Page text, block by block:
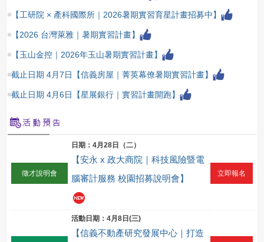
【工研院 × 產科國際所｜2026暑期實習育星計畫招募中】
【2026 台灣萊雅｜暑期實習計畫】
【玉山金控｜2026年玉山暑期實習計畫】
截止日期 4月7日【信義房屋｜菁英幕僚暑期實習計畫】
截止日期 4月6日【星展銀行｜實習計畫開跑】
徵才說明會
日期：4月28日（二）
【安永 x 政大商院｜科技風險暨電
腦審計服務 校園招募說明會】
立即報名
活動日期：4月8日(三)
【信義不動產研究發展中心｜打造